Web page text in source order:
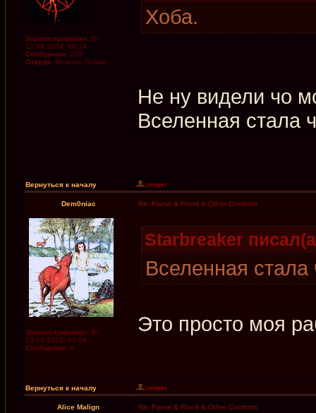
Зарегистрирован: Вс
12.09.2004, 00:24
Сообщения: 228
Откуда: Moscow, Russia
Хоба.
Не ну видели чо
Вселенная стала
Вернуться к началу
Dem0niac Re: Flame & Flood & Other Comforts
Зарегистрирован: Вс
03.06.2018, 01:04
Сообщения: 9
Starbreaker
Вселенная стала
Это просто моя
Вернуться к началу
Alice Malign Re: Flame & Flood & Other Comforts